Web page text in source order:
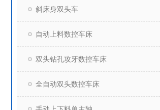
斜床身双头车
自动上料数控车床
双头钻孔攻牙数控车床
全自动双头数控车床